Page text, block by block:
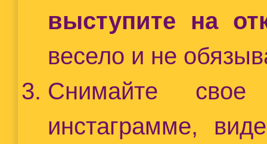
выступите на
весело и не
Снимайте
инстаграмме,